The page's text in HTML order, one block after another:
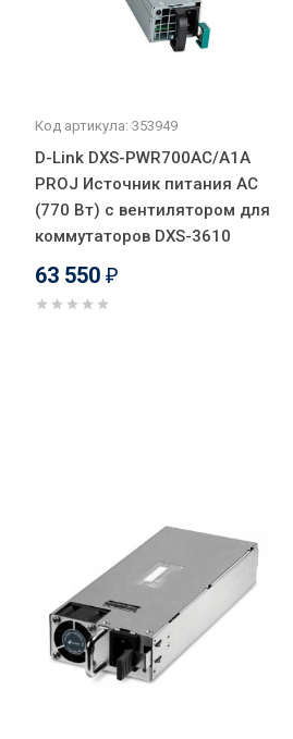
Код артикула: 353949
D-Link DXS-PWR700AC/A1A
PROJ Источник питания AC
(770 Вт) с вентилятором для
коммутаторов DXS-3610
63 550 ₽